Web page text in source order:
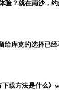
验？就在南沙，
给库克的选择已经
载方法是什么》